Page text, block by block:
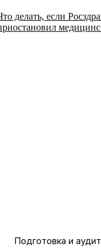
делать, если
Подготовка и